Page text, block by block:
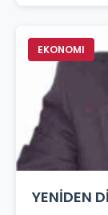
EKONOMI
YENİDEN